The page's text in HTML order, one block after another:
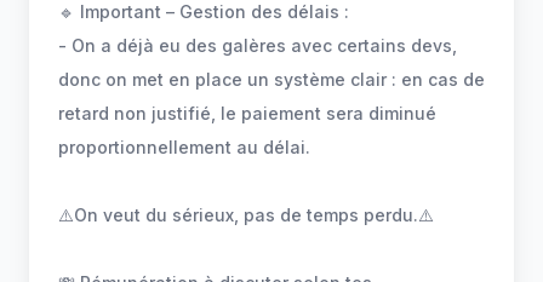
🔹 Important – Gestion des délais :
- On a déjà eu des galères avec certains devs,
donc on met en place un système clair : en cas de
retard non justifié, le paiement sera diminué
proportionnellement au délai.
⚠️On veut du sérieux, pas de temps perdu.⚠️